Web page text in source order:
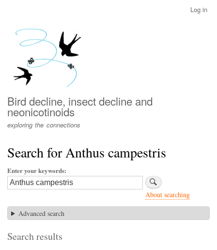
menu
Log in
Bird decline, insect decline and
neonicotinoids
exploring the connections
Search for Anthus campestris
Enter your keywords
About searching
Advanced search
Search results